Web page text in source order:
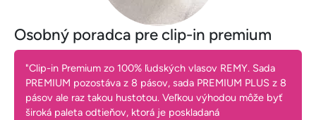
Osobný poradca pre clip-in premium
"Clip-in Premium zo 100% ľudských vlasov REMY. Sada
PREMIUM pozostáva z 8 pásov, sada PREMIUM PLUS z 8
pásov ale raz takou hustotou. Veľkou výhodou môže byť
široká paleta odtieňov, ktorá je poskladaná